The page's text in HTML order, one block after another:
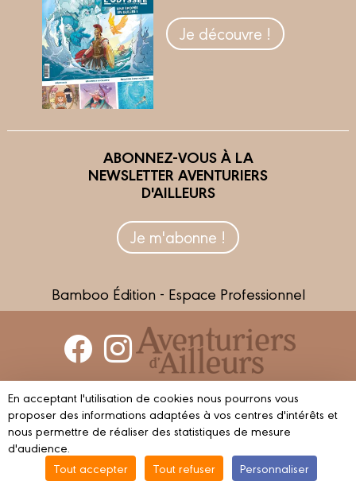
Je découvre !
ABONNEZ-VOUS À LA
NEWSLETTER AVENTURIERS
D'AILLEURS
Je m'abonne !
Bamboo Édition - Espace Professionnel
Contactez-nous
Devenir partenaire
© 2023 AVENTURIERS D'AILLEURS Mentions légales Conditions
En acceptant l'utilisation de cookies nous pourrons vous
proposer des informations adaptées à vos centres d'intérêts et
nous permettre de réaliser des statistiques de mesure
d'audience.
Tout accepter
Tout refuser Personnaliser